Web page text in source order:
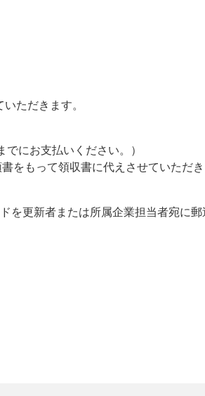
ただきます。
にお支払いください。）
をもって領収書に代えさせていただ
を更新者または所属企業担当者宛に